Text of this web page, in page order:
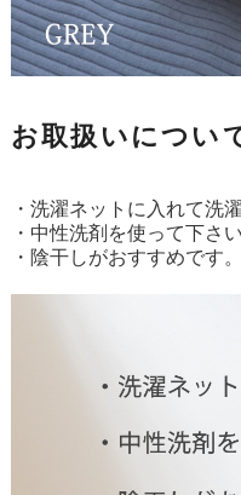
お取扱いについ
・洗濯ネットに入れて洗
・中性洗剤を使って下さい
・陰干しがおすすめです。